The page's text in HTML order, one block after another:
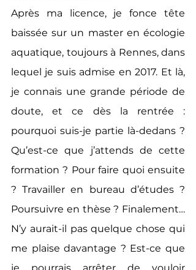
Après ma licence, je fonce tête
baissée sur un master en écologie
aquatique, toujours à Rennes, dans
lequel je suis admise en 2017. Et là,
je connais une grande période de
doute, et ce dès la rentrée :
pourquoi suis-je partie là-dedans ?
Qu’est-ce que j’attends de cette
formation ? Pour faire quoi ensuite
? Travailler en bureau d’études ?
Poursuivre en thèse ? Finalement…
N’y aurait-il pas quelque chose qui
me plaise davantage ? Est-ce que